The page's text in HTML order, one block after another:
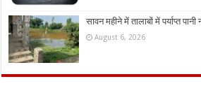
सावन महीने में तालाबों में पर्याप्त पानी
August 6, 2026